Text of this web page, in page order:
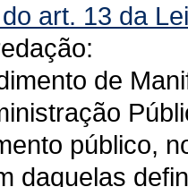
art. 13 da
de
público,
daquelas